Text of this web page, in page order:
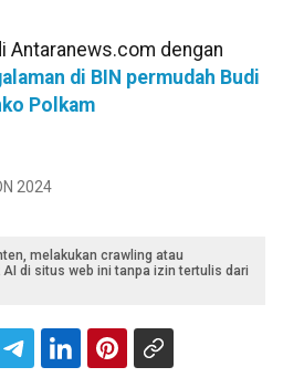
Antaranews.com dengan
di BIN permudah Budi
Polkam
2024
melakukan crawling atau
di situs web ini tanpa izin tertulis dari